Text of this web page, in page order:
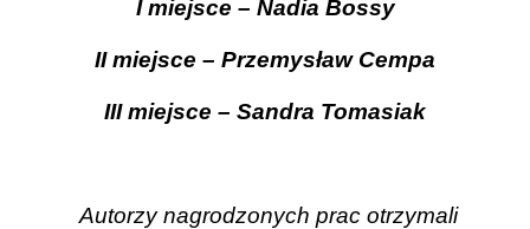
I miejsce – Nadia Bossy
II miejsce – Przemysław Cempa
III miejsce – Sandra Tomasiak
Autorzy nagrodzonych prac otrzymali